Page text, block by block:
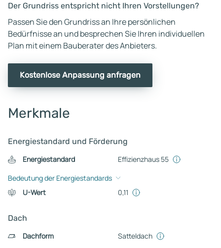
Der Grundriss entspricht nicht Ihren Vorstellungen?
Passen Sie den Grundriss an Ihre persönlichen
Bedürfnisse an und besprechen Sie Ihren individuellen
Plan mit einem Bauberater des Anbieters.
Kostenlose Anpassung anfragen
Merkmale
Energiestandard und Förderung
Energiestandard
Effizienzhaus 55
Bedeutung der Energiestandards
U-Wert
0,11
Dach
Dachform
Satteldach